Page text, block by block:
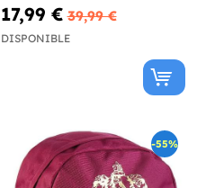
17,99 € 39,99 €
DISPONIBLE
-55%